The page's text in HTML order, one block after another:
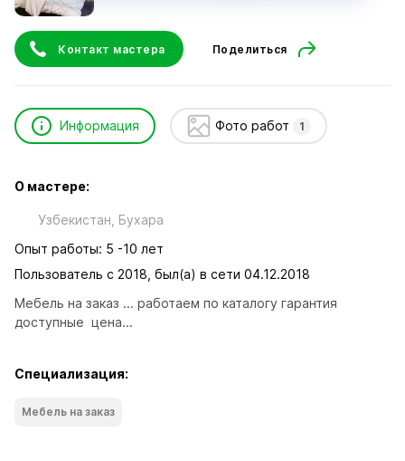
Контакт мастера Поделиться
Информация Фото работ 1
О мастере:
Узбекистан, Бухара
Опыт работы: 5 -10 лет
Пользователь с 2018, был(а) в сети 04.12.2018
Мебель на заказ ... работаем по каталогу гарантия
доступные  цена...
Специализация:
Мебель на заказ